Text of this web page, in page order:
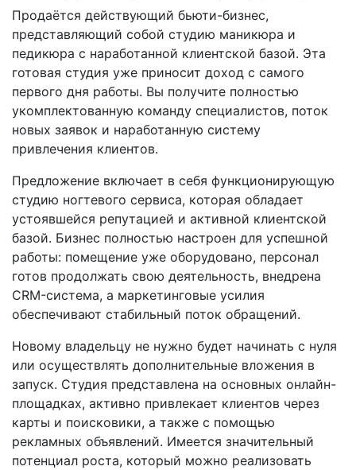
Продаётся действующий бьюти-бизнес,
представляющий собой студию маникюра и
педикюра с наработанной клиентской базой. Эта
готовая студия уже приносит доход с самого
первого дня работы. Вы получите полностью
укомплектованную команду специалистов, поток
новых заявок и наработанную систему
привлечения клиентов.
Предложение включает в себя функционирующую
студию ногтевого сервиса, которая обладает
устоявшейся репутацией и активной клиентской
базой. Бизнес полностью настроен для успешной
работы: помещение уже оборудовано, персонал
готов продолжать свою деятельность, внедрена
CRM-система, а маркетинговые усилия
обеспечивают стабильный поток обращений.
Новому владельцу не нужно будет начинать с нуля
или осуществлять дополнительные вложения в
запуск. Студия представлена на основных онлайн-
площадках, активно привлекает клиентов через
карты и поисковики, а также с помощью
рекламных объявлений. Имеется значительный
потенциал роста, который можно реализовать